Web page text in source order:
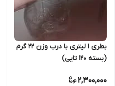
بطری ۱ لیتری با درب وزن ۲۲ گرم
(بسته ۱۲۰ تایی)
2,300,000